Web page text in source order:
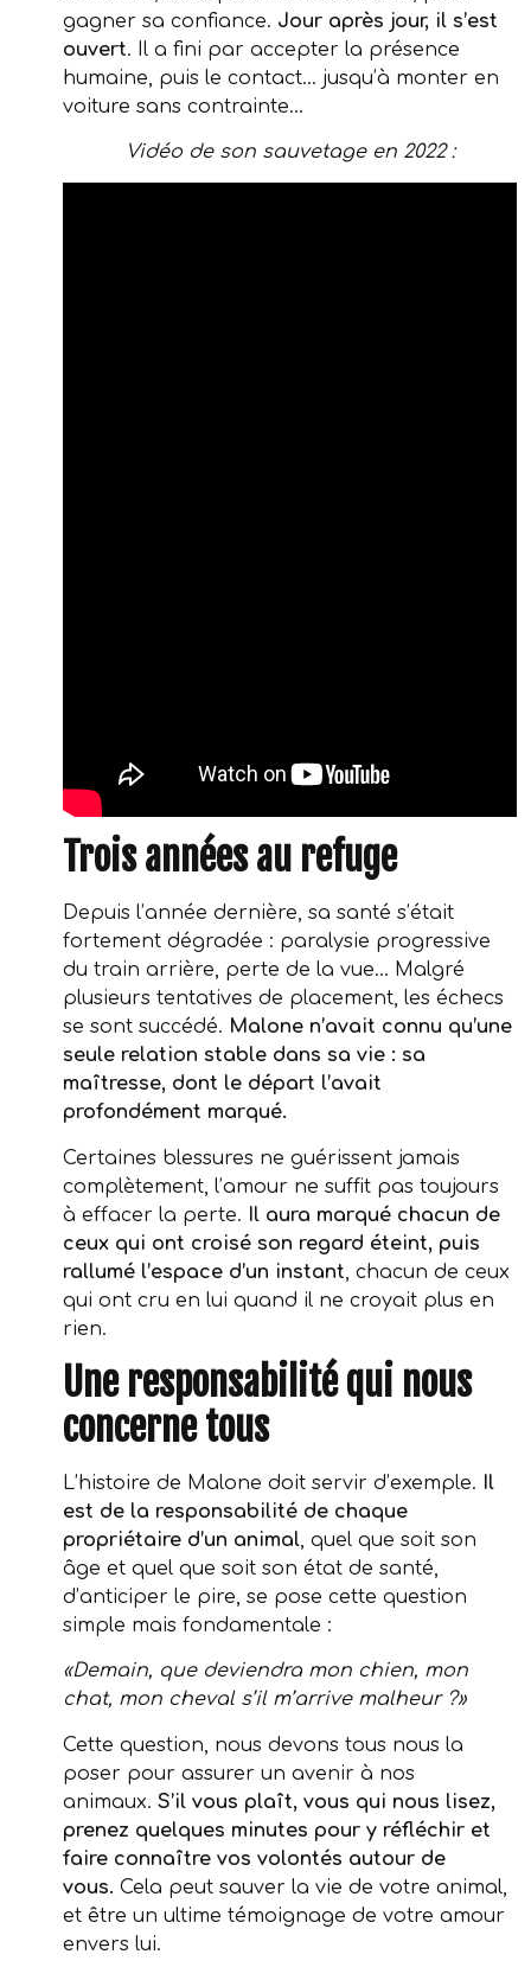
gagner sa confiance. Jour après jour, il s’est
ouvert. Il a fini par accepter la présence
humaine, puis le contact… jusqu’à monter en
voiture sans contrainte…
Vidéo de son sauvetage en 2022 :
Trois années au refuge
Depuis l’année dernière, sa santé s’était
fortement dégradée : paralysie progressive
du train arrière, perte de la vue… Malgré
plusieurs tentatives de placement, les échecs
se sont succédé. Malone n’avait connu qu’une
seule relation stable dans sa vie : sa
maîtresse, dont le départ l’avait
profondément marqué.
Certaines blessures ne guérissent jamais
complètement, l’amour ne suffit pas toujours
à effacer la perte. Il aura marqué chacun de
ceux qui ont croisé son regard éteint, puis
rallumé l’espace d’un instant, chacun de ceux
qui ont cru en lui quand il ne croyait plus en
rien.
Une responsabilité qui nous
concerne tous
L’histoire de Malone doit servir d’exemple. Il
est de la responsabilité de chaque
propriétaire d’un animal, quel que soit son
âge et quel que soit son état de santé,
d’anticiper le pire, se pose cette question
simple mais fondamentale :
«Demain, que deviendra mon chien, mon
chat, mon cheval s’il m’arrive malheur ?»
Cette question, nous devons tous nous la
poser pour assurer un avenir à nos
animaux. S’il vous plaît, vous qui nous lisez,
prenez quelques minutes pour y réfléchir et
faire connaître vos volontés autour de
vous. Cela peut sauver la vie de votre animal,
et être un ultime témoignage de votre amour
envers lui.